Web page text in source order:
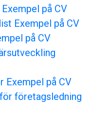
på CV
Exempel på CV
på CV
Exempel på CV
företagsledning